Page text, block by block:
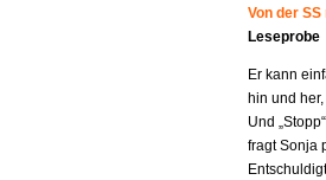
Von der
Leseprobe
Er kann
hin und
Und
fragt Sonja